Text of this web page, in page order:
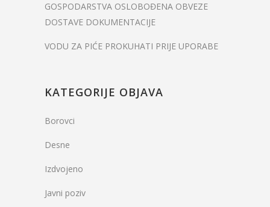
GOSPODARSTVA OSLOBOĐENA OBVEZE
DOSTAVE DOKUMENTACIJE
VODU ZA PIĆE PROKUHATI PRIJE UPORABE
KATEGORIJE OBJAVA
Borovci
Desne
Izdvojeno
Javni poziv